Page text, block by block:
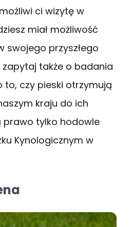
ci wizytę w
miał możliwość
swojego przyszłego
zapytaj także o badania
to, czy pieski otrzymują
kraju do ich
tylko hodowle
Kynologicznym w